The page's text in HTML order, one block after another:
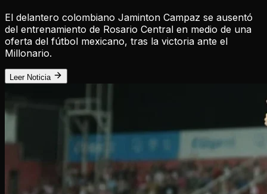
El delantero colombiano Jaminton Campaz se ausentó
del entrenamiento de Rosario Central en medio de una
oferta del fútbol mexicano, tras la victoria ante el
Millonario.
Leer Noticia